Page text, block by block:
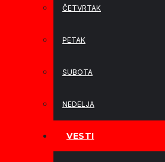
ČETVRTAK
PETAK
SUBOTA
NEDELJA
VESTI